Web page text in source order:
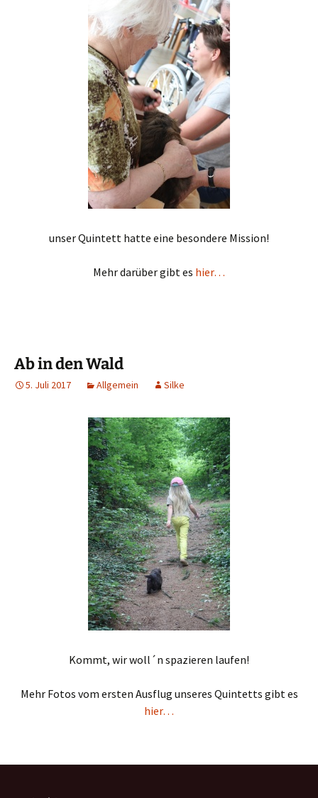
unser Quintett hatte eine besondere Mission!
Mehr darüber gibt es hier…
Ab in den Wald
5. Juli 2017 Allgemein Silke
Kommt, wir woll´n spazieren laufen!
Mehr Fotos vom ersten Ausflug unseres Quintetts gibt es
hier…